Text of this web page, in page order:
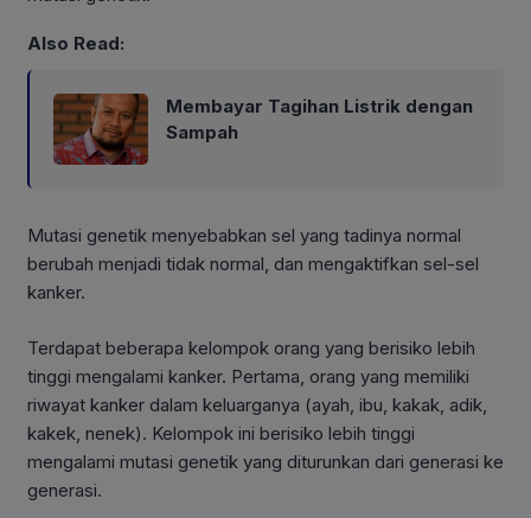
Also Read:
Membayar Tagihan Listrik dengan
Sampah
Mutasi genetik menyebabkan sel yang tadinya normal
berubah menjadi tidak normal, dan mengaktifkan sel-sel
kanker.
Terdapat beberapa kelompok orang yang berisiko lebih
tinggi mengalami kanker. Pertama, orang yang memiliki
riwayat kanker dalam keluarganya (ayah, ibu, kakak, adik,
kakek, nenek). Kelompok ini berisiko lebih tinggi
mengalami mutasi genetik yang diturunkan dari generasi ke
generasi.